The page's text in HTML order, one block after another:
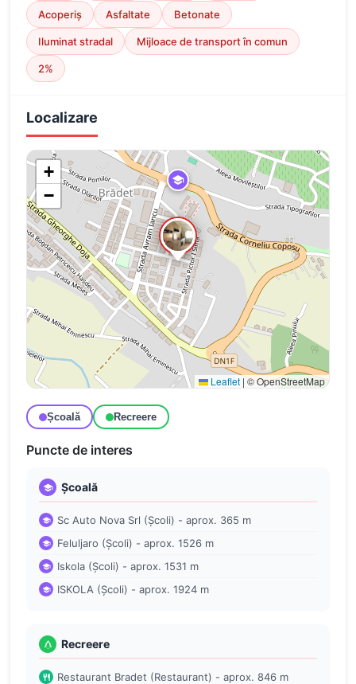
Acoperiș Asfaltate Betonate
Iluminat stradal Mijloace de transport în comun
2%
Localizare
+
−
Leaflet |© OpenStreetMap
Școală Recreere
Puncte de interes
Școală
Sc Auto Nova Srl (Școli) - aprox. 365 m
Feluljaro (Școli) - aprox. 1526 m
Iskola (Școli) - aprox. 1531 m
ISKOLA (Școli) - aprox. 1924 m
Recreere
Restaurant Bradet (Restaurant) - aprox. 846 m